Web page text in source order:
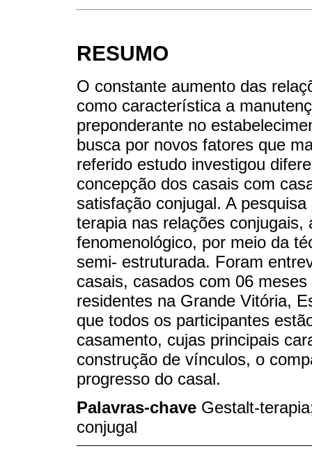
RESUMO
O constante aumento das
como característica a
preponderante no
busca por novos fatores que
referido estudo investigou
concepção dos casais com
satisfação conjugal. A
terapia nas relações
fenomenológico, por meio da
semi- estruturada. Foram
casais, casados com 06
residentes na Grande Vitória,
que todos os participantes
casamento, cujas principais
construção de vínculos, o
progresso do casal.
Palavras-chave Gestalt-
conjugal